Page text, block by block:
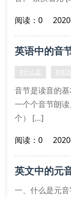
阅读：0
英语中的音
#什么是 #英语
音节是读音的
一个个音节朗
个） […]
阅读：0
英文中的元
一、什么是元